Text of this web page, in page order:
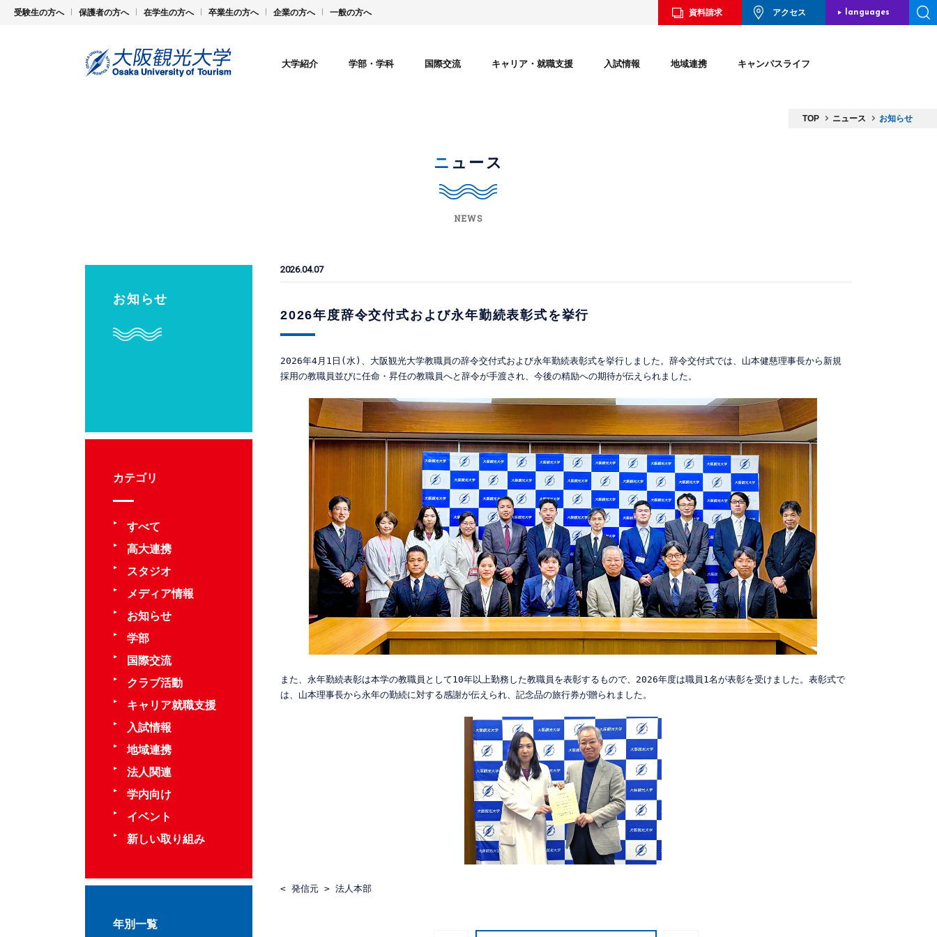
受験生の方へ 保護者の方へ 在学生の方へ 卒業生の方へ 企業の方へ 一般の方へ 資料請求 アクセス languages
大学紹介 学部・学科 国際交流 キャリア・就職支援 入試情報 地域連携 キャンパスライフ
TOP ニュース お知らせ
ニュース
NEWS
お知らせ
2026.04.07
2026年度辞令交付式および永年勤続表彰式を挙行
2026年4月1日(水)、大阪観光大学教職員の辞令交付式および永年勤続表彰式を挙行しました。辞令交付式では、山本健慈理事長から新規
また、永年勤続表彰は本学の教職員として10年以上勤務した教職員を表彰するもので、2026年度は職員1名が表彰を受けました。表彰式で
< 発信元 > 法人本部
カテゴリ
すべて
高大連携
スタジオ
メディア情報
お知らせ
学部
国際交流
クラブ活動
キャリア就職支援
入試情報
地域連携
法人関連
学内向け
イベント
新しい取り組み
年別一覧